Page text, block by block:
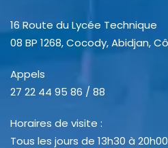
16 Route du Lycée Technique
08 BP 1268, Cocody, Abidjan,
Appels
27 22 44 95 86 / 88
Horaires de visite :
Tous les jours de 13h30 à 20h00